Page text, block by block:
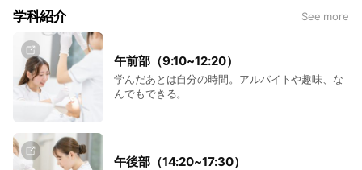
✅子育てしながら歯科衛生士になれる
社会人学生も多いです💪
歯科衛生士を目指すなら、「医学アカデミー」へ！
学科紹介 See more
午前部（9:10~12:20）
学んだあとは自分の時間。アルバイトや趣味、な
んでもできる。
午後部（14:20~17:30）